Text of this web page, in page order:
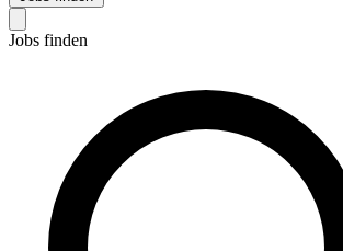
Jobs finden